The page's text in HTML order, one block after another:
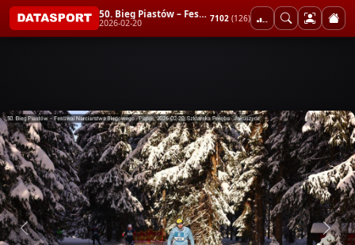
50. Bieg Piastów – Festiwal Narciarstwa Biegowego - Piątek
2026-02-20 7102 (126)